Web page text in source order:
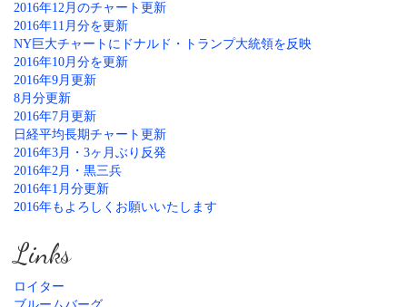
2016年12月のチャート更新
2016年11月分を更新
NY巨大チャートにドナルド・トランプ大統領を反映
2016年10月分を更新
2016年9月更新
8月分更新
2016年7月更新
日経平均長期チャート更新
2016年3月・3ヶ月ぶり反発
2016年2月・黒三兵
2016年1月分更新
2016年もよろしくお願いいたします
Links
ロイター